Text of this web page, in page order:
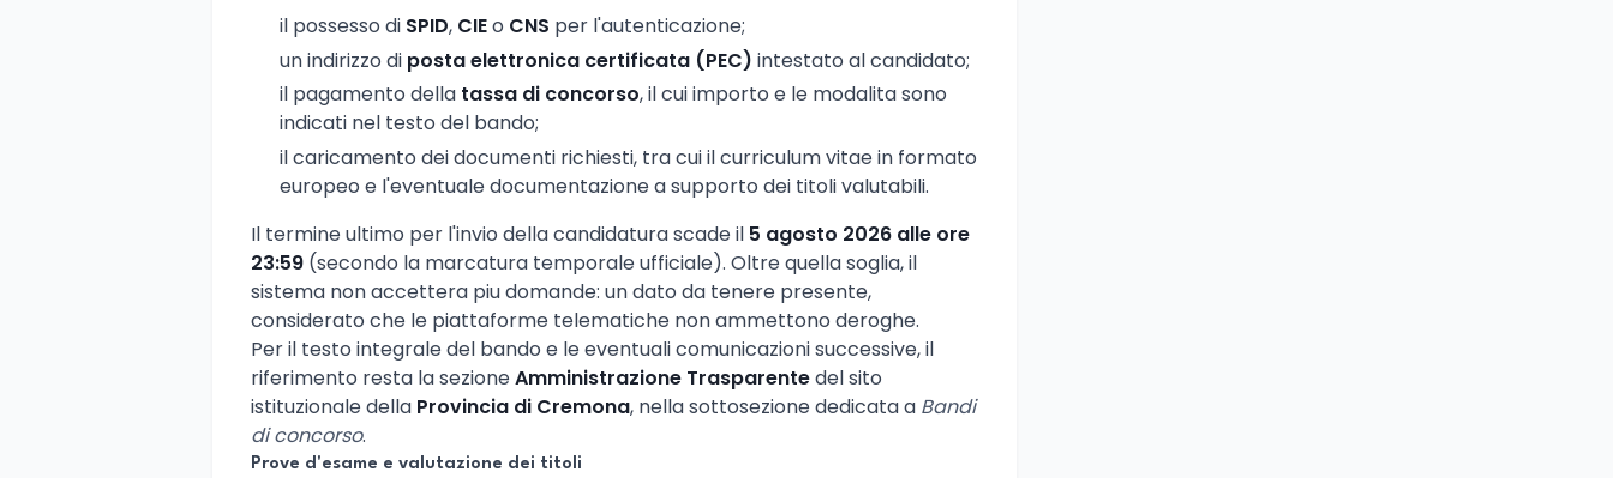
il possesso di SPID, CIEo CNS per l'autenticazione;
un indirizzo di posta elettronica certificata (PEC) intestato al candidato;
il pagamento della tassa di concorso, il cui importo e le modalita sono
indicati nel testo del bando;
il caricamento dei documenti richiesti, tra cui il curriculum vitae in formato
europeo e l'eventuale documentazione a supporto dei titoli valutabili.
Il termine ultimo per l'invio della candidatura scade il 5 agosto 2026 alle ore
23:59 (secondo la marcatura temporale ufficiale). Oltre quella soglia, il
sistema non accettera piu domande: un dato da tenere presente,
considerato che le piattaforme telematiche non ammettono deroghe.
Per il testo integrale del bando e le eventuali comunicazioni successive, il
riferimento resta la sezioneAmministrazione Trasparentedel sito
istituzionale della Provincia di Cremona, nella sottosezione dedicata a Bandi
di concorso.
Prove d'esame e valutazione dei titoli